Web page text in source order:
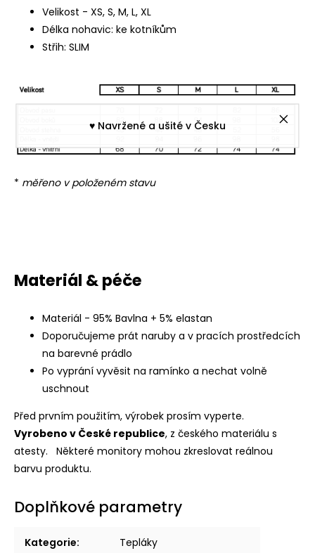
♥︎ Navržené a ušité v Česku
Velikost - XS, S, M, L, XL
Délka nohavic: ke kotníkům
Střih: SLIM
* měřeno v položeném stavu
Materiál & péče
Materiál - 95% Bavlna + 5% elastan
Doporučujeme prát naruby a v pracích prostředcích
na barevné prádlo
Po vyprání vyvěsit na ramínko a nechat volně
uschnout
Před prvním použitím, výrobek prosím vyperte.
Vyrobeno v České republice, z českého materiálu s
atesty.
Některé monitory mohou zkreslovat reálnou
barvu produktu.
Doplňkové parametry
Kategorie: Tepláky